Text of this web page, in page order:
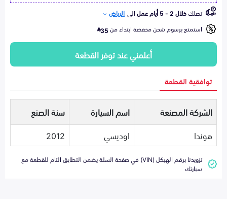
تصلكخلال 2 - 5 أيام عمل الى الرياض
استمتع برسوم شحن مخفضة ابتداء من35
أعلمني عند توفر القطعة
توافقية القطعة
الشركة المصنعة اسم السيارة
سنة الصنع
هوندا
اوديسي 2012
تزويدنا برقم الهيكل (VIN) في صفحة السلة يضمن التطابق التام للقطعة مع
سيارتك